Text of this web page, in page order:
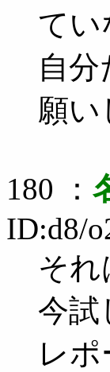
てい
自
願い
180 ：
ID:d8/
そ
今試
レ